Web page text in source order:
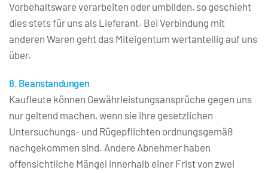
Vorbehaltsware verarbeiten oder umbilden, so geschieht
dies stets für uns als Lieferant. Bei Verbindung mit
anderen Waren geht das Miteigentum wertanteilig auf uns
über.
8. Beanstandungen
Kaufleute können Gewährleistungsansprüche gegen uns
nur geltend machen, wenn sie ihre gesetzlichen
Untersuchungs- und Rügepflichten ordnungsgemäß
nachgekommen sind. Andere Abnehmer haben
offensichtliche Mängel innerhalb einer Frist von zwei